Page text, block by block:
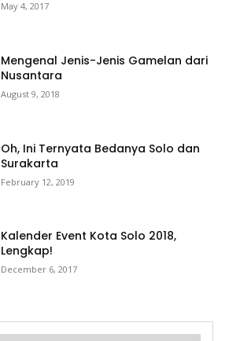
May 4, 2017
Mengenal Jenis-Jenis Gamelan dari
Nusantara
August 9, 2018
Oh, Ini Ternyata Bedanya Solo dan
Surakarta
February 12, 2019
Kalender Event Kota Solo 2018,
Lengkap!
December 6, 2017